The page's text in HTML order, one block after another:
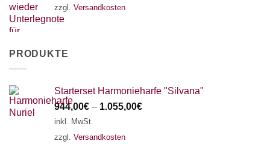
zzgl. Versandkosten
PRODUKTE
Starterset Harmonieharfe "Silvana"
944,00€ – 1.055,00€
inkl. MwSt.
zzgl. Versandkosten